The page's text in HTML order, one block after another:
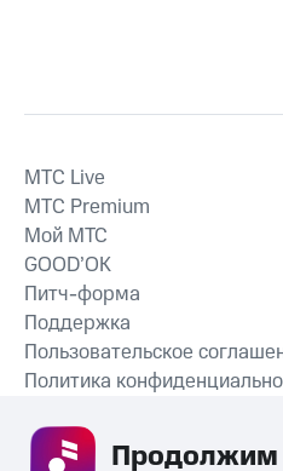
СКАЧАТЬ
MTС Live
MTС Premium
Мой МТС
GOOD’OK
Питч-форма
Поддержка
Пользовательское
Политика